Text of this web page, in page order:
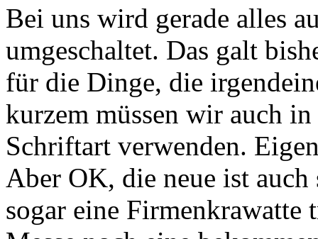
Bei uns wird gerade alles
umgeschaltet. Das galt
für die Dinge, die
kurzem müssen wir auch in
Schriftart verwenden.
Aber OK, die neue ist
sogar eine Firmenkrawatte